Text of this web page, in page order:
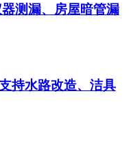
测漏、房屋暗管漏
持水路改造、洁具